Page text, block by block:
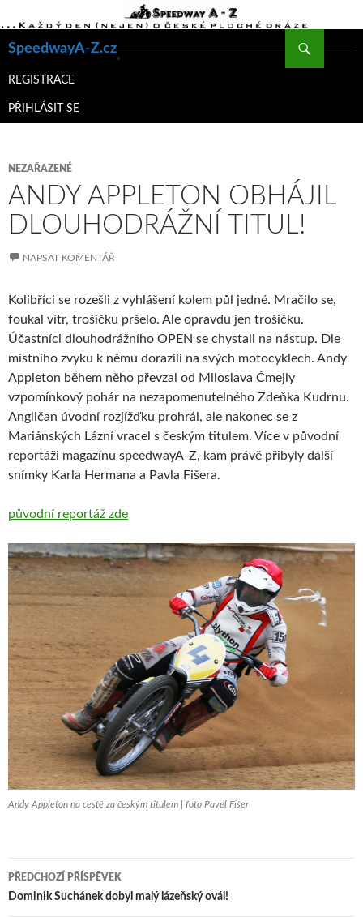
SpeedwayA-Z.cz
K
WEBU
REGISTRACE
PŘIHLÁSIT SE
NEZAŘAZENÉ
ANDY APPLETON OBHÁJIL
DLOUHODRÁŽNÍ TITUL!
NAPSAT KOMENTÁŘ
Kolibříci se rozešli z vyhlášení kolem půl jedné. Mračilo se,
foukal vítr, trošičku pršelo. Ale opravdu jen trošičku.
Účastníci dlouhodrážního OPEN se chystali na nástup. Dle
místního zvyku k němu dorazili na svých motocyklech. Andy
Appleton během něho převzal od Miloslava Čmejly
vzpomínkový pohár na nezapomenutelného Zdeňka Kudrnu.
Angličan úvodní rozjížďku prohrál, ale nakonec se z
Mariánských Lázní vracel s českým titulem. Více v původní
reportáži magazínu speedwayA-Z, kam právě přibyly další
snímky Karla Hermana a Pavla Fišera.
původní reportáž zde
Andy Appleton na cestě za českým titulem | foto Pavel Fišer
Navigace
PŘEDCHOZÍ PŘÍSPĚVEK
Dominik Suchánek dobyl malý lázeňský ovál!